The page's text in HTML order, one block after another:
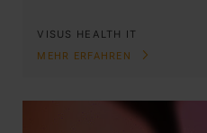
VISUS HEALTH IT
MEHR ERFAHREN